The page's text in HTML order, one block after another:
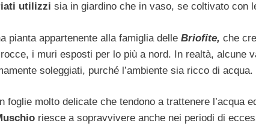
utilizzi sia in giardino che in vaso, se coltivato con
pianta appartenente alla famiglia delle Briofite, che
i muri esposti per lo più a nord. In realtà, alcune
soleggiati, purché l’ambiente sia ricco di acqua.
foglie molto delicate che tendono a trattenere l’acqua
riesce a sopravvivere anche nei periodi di